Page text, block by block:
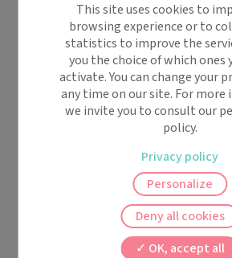
This site uses cookies to
browsing experience or to
statistics to improve the
you the choice of which ones
activate. You can change your
any time on our site. For
we invite you to consult our
policy.
OK, accept all
Deny all cookies
Personalize
Privacy policy